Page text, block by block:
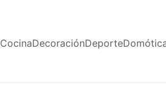
CocinaDecoraciónDeporte